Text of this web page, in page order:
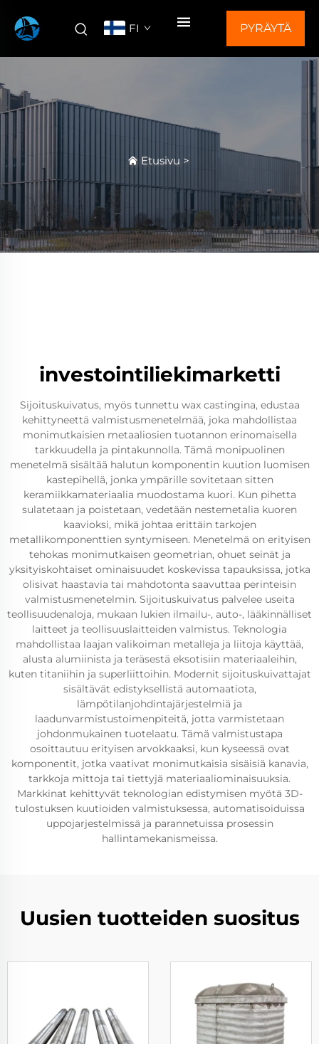
FI PYRÄYTÄ
Etusivu >
investointiliekimarketti
Sijoituskuivatus, myös tunnettu wax castingina, edustaa
kehittyneettä valmistusmenetelmää, joka mahdollistaa
monimutkaisien metaaliosien tuotannon erinomaisella
tarkkuudella ja pintakunnolla. Tämä monipuolinen
menetelmä sisältää halutun komponentin kuution luomisen
kastepihellä, jonka ympärille sovitetaan sitten
keramiikkamateriaalia muodostama kuori. Kun pihetta
sulatetaan ja poistetaan, vedetään nestemetalia kuoren
kaavioksi, mikä johtaa erittäin tarkojen
metallikomponenttien syntymiseen. Menetelmä on erityisen
tehokas monimutkaisen geometrian, ohuet seinät ja
yksityiskohtaiset ominaisuudet koskevissa tapauksissa, jotka
olisivat haastavia tai mahdotonta saavuttaa perinteisin
valmistusmenetelmin. Sijoituskuivatus palvelee useita
teollisuudenaloja, mukaan lukien ilmailu-, auto-, lääkinnälliset
laitteet ja teollisuuslaitteiden valmistus. Teknologia
mahdollistaa laajan valikoiman metalleja ja liitoja käyttää,
alusta alumiinista ja teräsestä eksotisiin materiaaleihin,
kuten titaniihin ja superliittoihin. Modernit sijoituskuivattajat
sisältävät edistyksellistä automaatiota,
lämpötilanjohdintajärjestelmiä ja
laadunvarmistustoimenpiteitä, jotta varmistetaan
johdonmukainen tuotelaatu. Tämä valmistustapa
osoittautuu erityisen arvokkaaksi, kun kyseessä ovat
komponentit, jotka vaativat monimutkaisia sisäisiä kanavia,
tarkkoja mittoja tai tiettyjä materiaaliominaisuuksia.
Markkinat kehittyvät teknologian edistymisen myötä 3D-
tulostuksen kuutioiden valmistuksessa, automatisoiduissa
uppojarjestelmissä ja parannetuissa prosessin
hallintamekanismeissa.
Uusien tuotteiden suositus